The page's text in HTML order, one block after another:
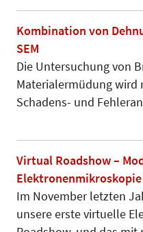
Kombination von
SEM
Die Untersuchung von
Materialermüdung wird
Schadens- und
Virtual Roadshow –
Elektronenmikroskopie
Im November letzten
unsere erste virtuelle